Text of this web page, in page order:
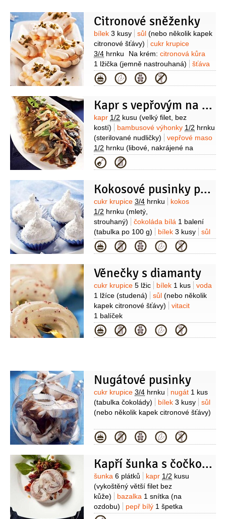
Citronové sněženky
Suroviny
bílek 3 kusy sůl (nebo několik kapek
citronové šťávy)
cukr krupice
3/4 hrnku Na krém: citronová kůra
1 lžička (jemně nastrouhaná)
šťáva
citronová1 lžíce
máslo
1 lžíce
mléko zahuštěné
1 lžíce
čokoláda bílá2 kusy
(tabulky
po 100 g)
smetana na šlehání
1/2
kelímku
Kategorie
Kapr s vepřovým na čínský způsob
Suroviny
kapr 1/2 kusu (velký filet, bez
kostí)
bambusové výhonky 1/2 hrnku
(sterilované nudličky)
vepřové maso
1/2 hrnku (libové, nakrájené na
kostičky)
(šitake)
šunka4 plátky
cibule
(rýžové)
sójová omáčka4 lžíce
Kategorie
Kokosové pusinky plněné bílou čokoládou
Suroviny
cukr krupice 3/4 hrnku
kokos
1/2 hrnku (mletý,
strouhaný)
čokoláda bílá 1 balení
(tabulka po 100 g)
bílek 3 kusy
sůl
(nebo několik kapek citronové šťávy)
Kategorie
Věnečky s diamanty
Suroviny
cukr krupice 5 lžic bílek 1 kus
voda
1 lžíce (studená) sůl (nebo několik
kapek citronové šťávy)
vitacit
1 balíček
Kategorie
Nugátové pusinky
Suroviny
cukr krupice 3/4 hrnku nugát 1 kus
(tabulka čokolády)
bílek 3 kusy
sůl
(nebo několik kapek citronové šťávy)
Kategorie
Kapří šunka s čočkovým salátem
Suroviny
šunka 6 plátků kapr 1/2 kusu
(vykoštěný větší filet bez
kůže)
bazalka 1 snítka (na
ozdobu)
pepř bílý 1 špetka
(mletý)